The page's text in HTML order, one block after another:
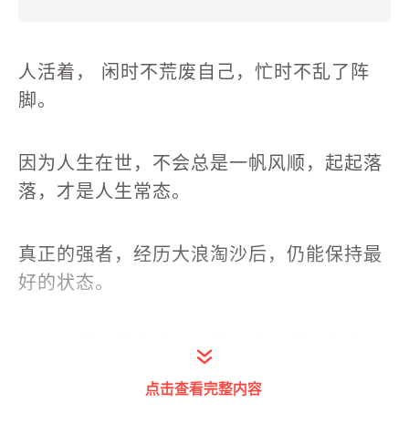
人活着， 闲时不荒废自己，忙时不乱了阵
脚。
因为人生在世，不会总是一帆风顺，起起落
落，才是人生常态。
真正的强者，经历大浪淘沙后，仍能保持最
好的状态。
一个人最好的状态，就是无事不闲，有事不
点击查看完整内容